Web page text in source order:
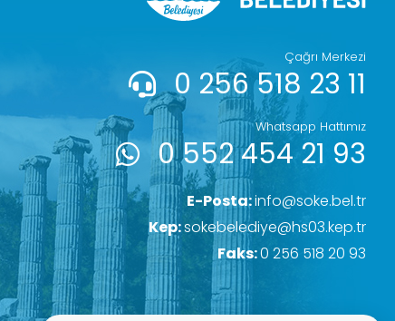
Çağrı Merkezi
0 256 518 23 11
Whatsapp Hattımız
0 552 454 21 93
E-Posta:info@soke.bel.tr
Kep:sokebelediye@hs03.kep.tr
Faks:0 256 518 20 93